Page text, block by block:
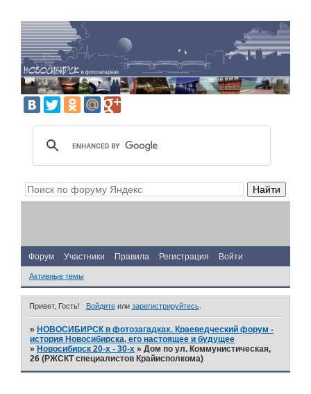
Форум Участники Правила Регистрация Войти
Активные темы
Привет, Гость! Войдитеили зарегистрируйтесь.
» НОВОСИБИРСК в фотозагадках. Краеведческий форум -
история Новосибирска, его настоящее и будущее
» Новосибирск 20-х - 30-х »Дом по ул. Коммунистическая,
26 (РЖСКТ специалистов Крайисполкома)